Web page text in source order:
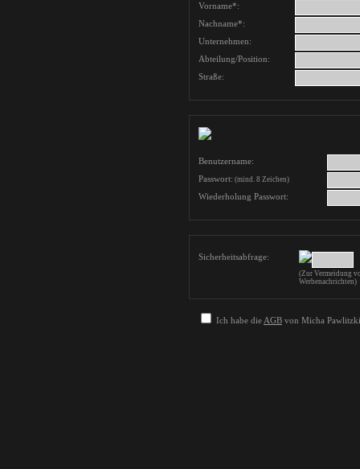
Vorname*:
Nachname*:
Unternehmen:
Abteilung/Position:
Straße:
Benutzername:
Passwort: (mind. 8 Zeichen)
Wiederholung Passwort:
Sicherheitsabfrage:
(Zur Vermeidung
Werbenachrichten)
Ich habe die AGB von Micha